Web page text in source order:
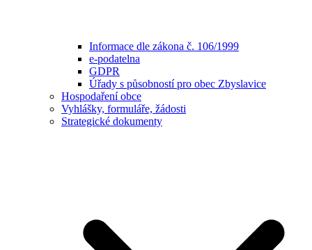
Informace dle zákona č. 106/1999
e-podatelna
GDPR
Úřady s působností pro obec Zbyslavice
Hospodaření obce
Vyhlášky, formuláře, žádosti
Strategické dokumenty